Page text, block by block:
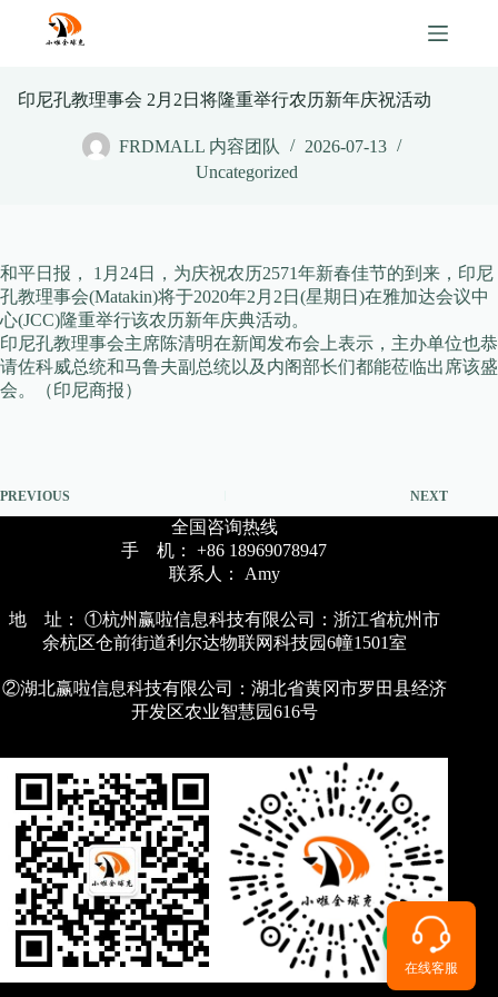
content
印尼孔教理事会 2月2日将隆重举行农历新年庆祝活动
FRDMALL 内容团队
2026-07-13
Uncategorized
和平日报， 1月24日，为庆祝农历2571年新春佳节的到来，印尼
孔教理事会(Matakin)将于2020年2月2日(星期日)在雅加达会议中
心(JCC)隆重举行该农历新年庆典活动。
印尼孔教理事会主席陈清明在新闻发布会上表示，主办单位也恭
请佐科威总统和马鲁夫副总统以及内阁部长们都能莅临出席该盛
会。（印尼商报）
PREVIOUS NEXT
全国咨询热线
手 机： +86 18969078947
联系人： Amy
地 址： ①杭州赢啦信息科技有限公司：浙江省杭州市
余杭区仓前街道利尔达物联网科技园6幢1501室
②湖北赢啦信息科技有限公司：湖北省黄冈市罗田县经济
开发区农业智慧园616号
在线客服